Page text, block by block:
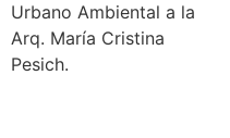
Urbano Ambiental a la
Arq. María Cristina
Pesich.